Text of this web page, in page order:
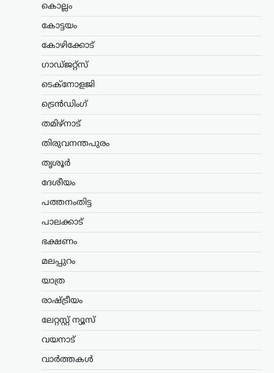
കൊല്ലം
കോട്ടയം
കോഴിക്കോട്
ഗാഡ്ജറ്റ്സ്
ടെക്നോളജി
ട്രെൻഡിംഗ്
തമിഴ്നാട്
തിരുവനന്തപുരം
തൃശൂർ
ദേശീയം
പത്തനംതിട്ട
പാലക്കാട്
ഭക്ഷണം
മലപ്പുറം
യാത്ര
രാഷ്ട്രീയം
ലേറ്റസ്റ്റ് ന്യൂസ്
വയനാട്
വാർത്തകൾ
സ്ത്രീയെ
കരിങ്കുപ്പായത്തിൽ
കുഴിച്ചുമൂടുന്ന പരിപാടി;
നിഖാബ്
നിരോധിക്കണമെന്ന്
എം.എൻ. കാരശേരി
മുഖം പൂർണമായി മറയ്ക്കുന്ന പർദയായ
നിഖാബ് നിരോധിക്കണമെന്ന്
നിരീക്ഷകനുമായ എം.എൻ. കാരശേരി
വ്യക്തിസ്വാതന്ത്ര്യത്തിന്റെ ഭാഗമാണെന്ന
വാദത്തോട് യോജിക്കാനാകില്ലെന്നും,
അന്താരാഷ്ട്രം,ട്രെൻഡിംഗ്,
പുതിയ റൂട്ട്; ഹോർമുസിൽ
ഇറാനും ഒമാനും
ധാരണയിലെത്തി
ആഗോള എണ്ണവ്യാപാരത്തിന്റെ പ്രധാന
കേന്ദ്രമായ ഹോർമുസ് കടലിടുക്കിലൂടെ